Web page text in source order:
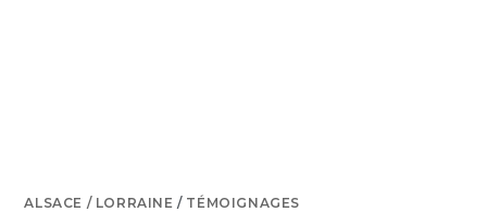
ALSACE / LORRAINE / TÉMOIGNAGES